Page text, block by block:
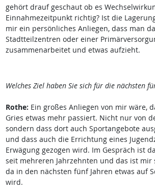
gehört drauf geschaut ob es
Einnahmezeitpunkt richtig? Ist die
mir ein persönliches Anliegen, dass man
Stadtteilzentren oder einer
zusammenarbeitet und etwas aufzieht.
Welches Ziel haben Sie sich für die nächsten
Rothe: Ein großes Anliegen von mir wäre,
Gries etwas mehr passiert. Nicht nur von
sondern dass dort auch Sportangebote
und dass auch die Errichtung eines
Erwägung gezogen wird. Im Gespräch ist
seit mehreren Jahrzehnten und das ist mir
da in den nächsten fünf Jahren etwas auf
wird.